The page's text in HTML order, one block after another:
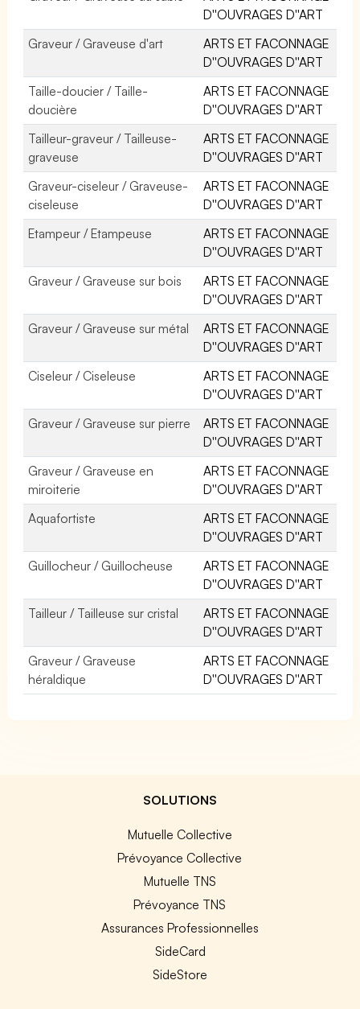
D''OUVRAGES D''ART
Graveur / Graveuse d'art
ARTS ET FACONNAGE
D''OUVRAGES D''ART
Taille-doucier / Taille-
doucière
ARTS ET FACONNAGE
D''OUVRAGES D''ART
Tailleur-graveur / Tailleuse-
graveuse
ARTS ET FACONNAGE
D''OUVRAGES D''ART
Graveur-ciseleur / Graveuse-
ciseleuse
ARTS ET FACONNAGE
D''OUVRAGES D''ART
Etampeur / Etampeuse
ARTS ET FACONNAGE
D''OUVRAGES D''ART
Graveur / Graveuse sur bois
ARTS ET FACONNAGE
D''OUVRAGES D''ART
Graveur / Graveuse sur métal
ARTS ET FACONNAGE
D''OUVRAGES D''ART
Ciseleur / Ciseleuse
ARTS ET FACONNAGE
D''OUVRAGES D''ART
Graveur / Graveuse sur pierre
ARTS ET FACONNAGE
D''OUVRAGES D''ART
Graveur / Graveuse en
miroiterie
ARTS ET FACONNAGE
D''OUVRAGES D''ART
Aquafortiste
ARTS ET FACONNAGE
D''OUVRAGES D''ART
Guillocheur / Guillocheuse
ARTS ET FACONNAGE
D''OUVRAGES D''ART
Tailleur / Tailleuse sur cristal
ARTS ET FACONNAGE
D''OUVRAGES D''ART
Graveur / Graveuse
héraldique
ARTS ET FACONNAGE
D''OUVRAGES D''ART
SOLUTIONS
Mutuelle Collective
Prévoyance Collective
Mutuelle TNS
Prévoyance TNS
Assurances Professionnelles
SideCard
SideStore